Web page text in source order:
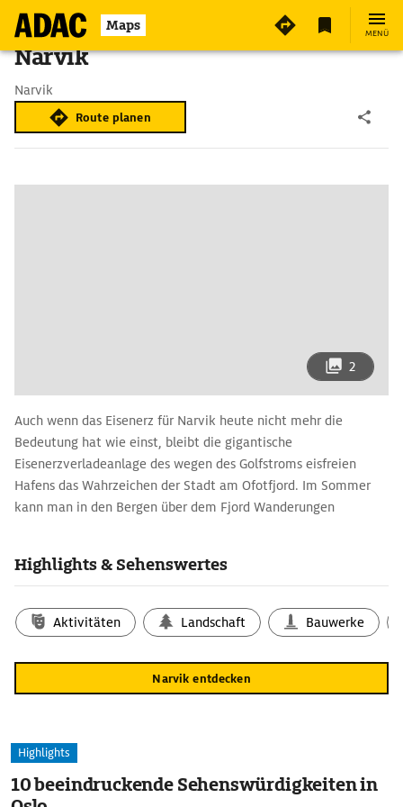
Maps MENÜ
Narvik
Narvik
Route planen
2
Auch wenn das Eisenerz für Narvik heute nicht mehr die
Bedeutung hat wie einst, bleibt die gigantische
Eisenerzverladeanlage des wegen des Golfstroms eisfreien
Hafens das Wahrzeichen der Stadt am Ofotfjord. Im Sommer
kann man in den Bergen über dem Fjord Wanderungen
Nordlicht zu beobachten.
Highlights & Sehenswertes
Aktivitäten Landschaft Bauwerke
Narvik entdecken
Highlights
10 beeindruckende Sehenswürdigkeiten in